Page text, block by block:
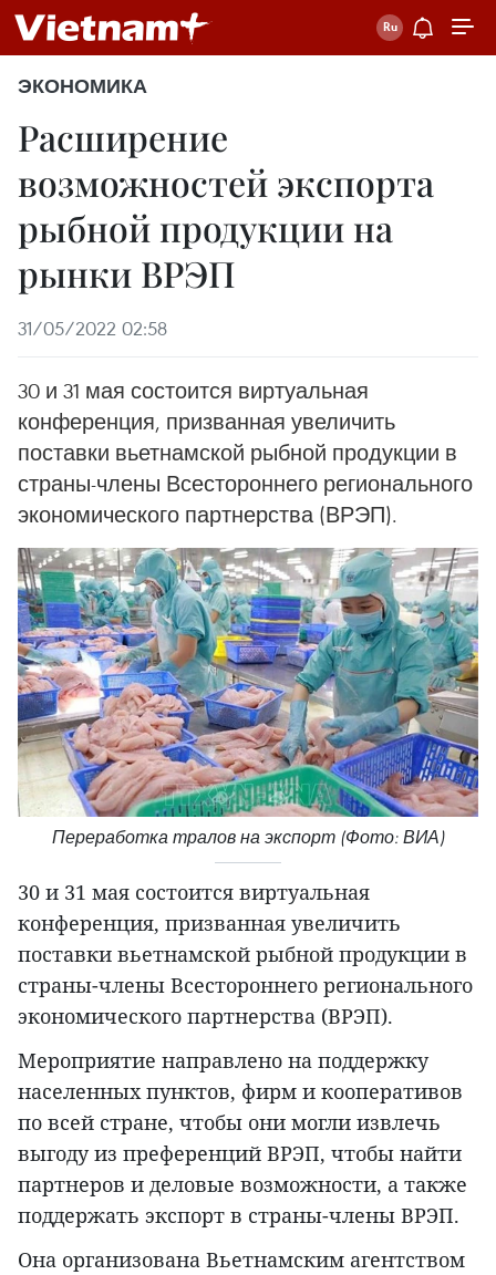
ЭКОНОМИКА
Расширение
возможностей экспорта
рыбной продукции на
рынки ВРЭП
31/05/2022 02:58
30 и 31 мая состоится виртуальная
конференция, призванная увеличить
поставки вьетнамской рыбной продукции в
страны-члены Всестороннего регионального
экономического партнерства (ВРЭП).
Переработка тралов на экспорт (Фото: ВИА)
30 и 31 мая состоится виртуальная
конференция, призванная увеличить
поставки вьетнамской рыбной продукции в
страны-члены Всестороннего регионального
экономического партнерства (ВРЭП).
Мероприятие направлено на поддержку
населенных пунктов, фирм и кооперативов
по всей стране, чтобы они могли извлечь
выгоду из преференций ВРЭП, чтобы найти
партнеров и деловые возможности, а также
поддержать экспорт в страны-члены ВРЭП.
Она организована Вьетнамским агентством